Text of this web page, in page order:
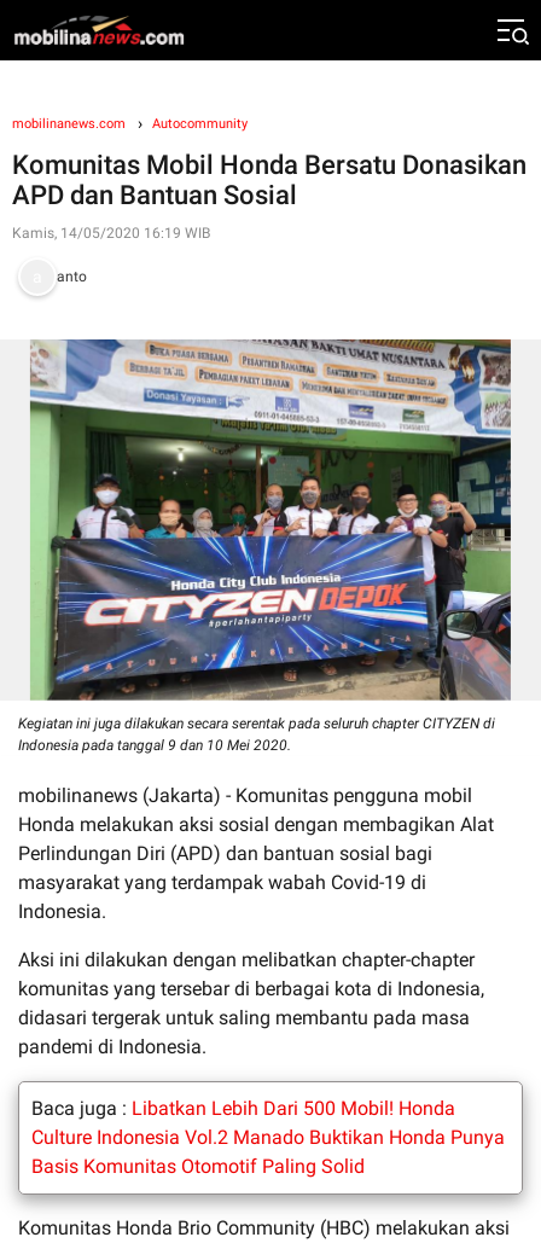
mobilinanews.com Autocommunity
Komunitas Mobil Honda Bersatu Donasikan
APD dan Bantuan Sosial
Kamis, 14/05/2020 16:19 WIB
anto
Kegiatan ini juga dilakukan secara serentak pada seluruh chapter CITYZEN di
Indonesia pada tanggal 9 dan 10 Mei 2020.
mobilinanews (Jakarta) - Komunitas pengguna mobil
Honda melakukan aksi sosial dengan membagikan Alat
Perlindungan Diri (APD) dan bantuan sosial bagi
masyarakat yang terdampak wabah Covid-19 di
Indonesia.
Aksi ini dilakukan dengan melibatkan chapter-chapter
komunitas yang tersebar di berbagai kota di Indonesia,
didasari tergerak untuk saling membantu pada masa
pandemi di Indonesia.
Baca juga : Libatkan Lebih Dari 500 Mobil! Honda
Culture Indonesia Vol.2 Manado Buktikan Honda Punya
Basis Komunitas Otomotif Paling Solid
Komunitas Honda Brio Community (HBC) melakukan aksi